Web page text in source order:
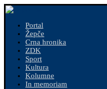
Portal
Žepče
Crna hronika
ZDK
Sport
Kultura
Kolumne
In memoriam